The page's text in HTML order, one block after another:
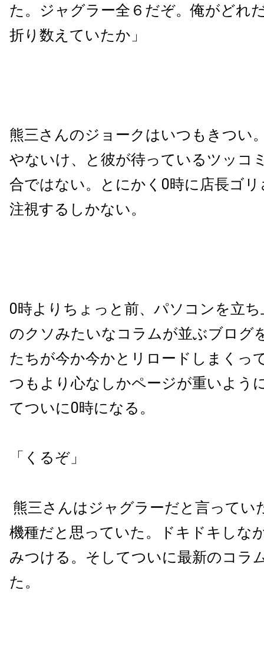
た。ジャグラー全６だぞ。俺がどれ
折り数えていたか」
熊三さんのジョークはいつもきつい
やないけ、と彼が待っているツッコ
合ではない。とにかく 0時に店長ゴ
注視するしかない。
0時よりちょっと前、パソコンを立
のクソみたいなコラムが並ぶブログ
たちが今か今かとリロードしまくっ
つもより心なしかページが重いよう
てついに0時になる。
「くるぞ」
熊三さんはジャグラーだと言ってい
機種だと思っていた。ドキドキしな
みつける。そしてついに最新のコラ
た。